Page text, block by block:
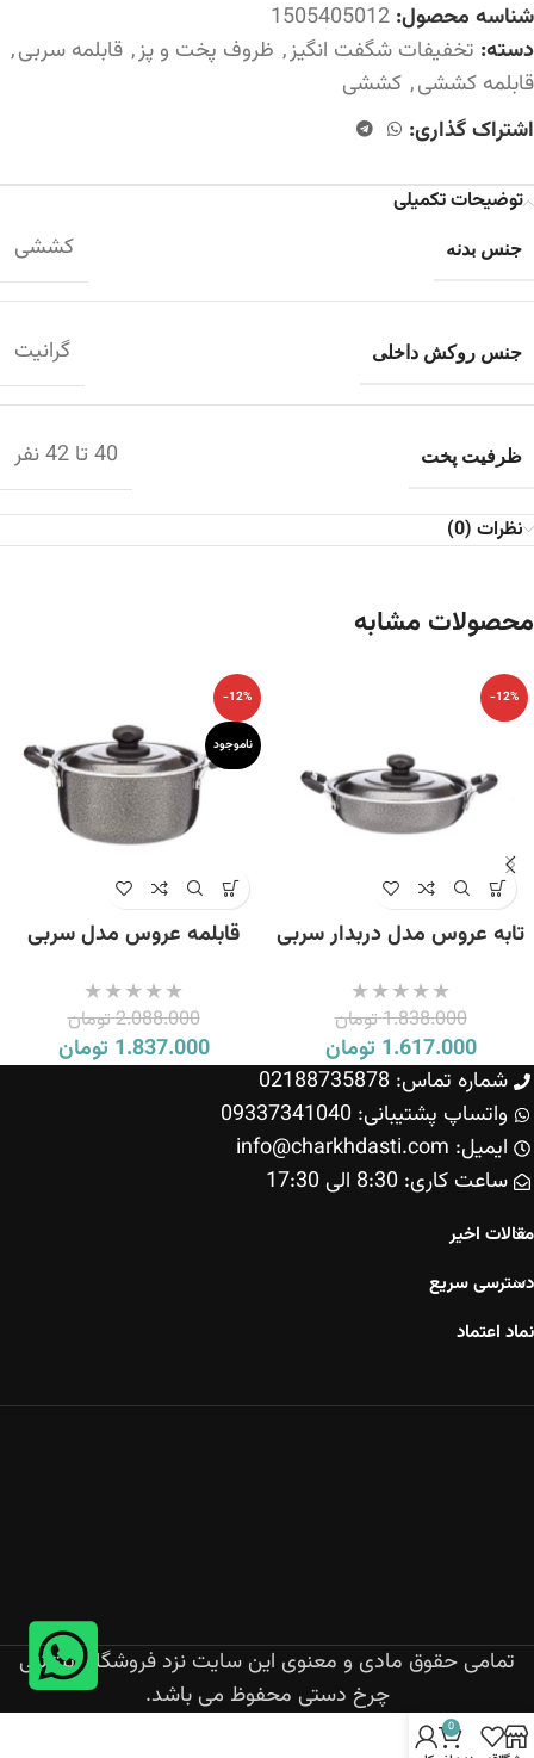
شناسه محصول: 1505405012
دسته: تخفیفات شگفت انگیز, ظروف پخت و پز, قابلمه سربی,
قابلمه کششی, کششی
اشتراک گذاری:
توضیحات تکمیلی
جنس بدنه کششی
جنس روکش داخلی گرانیت
ظرفیت پخت 40 تا 42 نفر
نظرات (0)
محصولات مشابه
-12%
تابه عروس مدل دربدار سربی
1.838.000تومان
1.617.000 تومان
-12%
ناموجود
قابلمه عروس مدل سربی
2.088.000تومان
1.837.000 تومان
شماره تماس: 02188735878
واتساپ پشتیبانی: 09337341040
ایمیل: info@charkhdasti.com
ساعت کاری: 8:30 الی 17:30
مقالات اخیر
دسترسی سریع
نماد اعتماد
تمامی حقوق مادی و معنوی این سایت نزد فروشگاه اینترنتی
چرخ دستی محفوظ می باشد.
0